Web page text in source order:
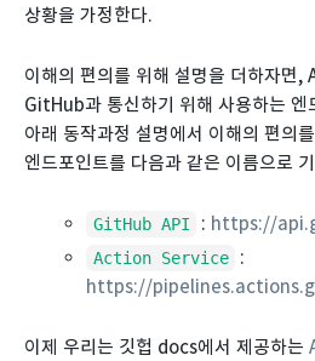
상황을 가정한다.
이해의 편의를 위해 설명을 더하자면,
GitHub과 통신하기 위해 사용하는 엔
아래 동작과정 설명에서 이해의 편의
엔드포인트를 다음과 같은 이름으로
GitHub API : https://
Action Service
:
https://
이제 우리는 깃헙 docs에서 제공하는